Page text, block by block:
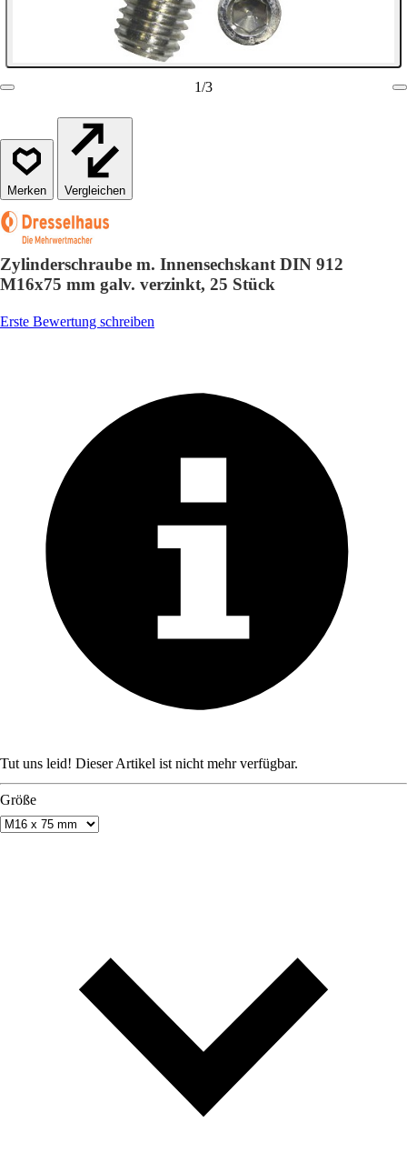
1/3
Vergleichen
Zylinderschraube m. Innensechskant DIN 912
M16x75 mm galv. verzinkt, 25 Stück
Erste Bewertung schreiben
Tut uns leid! Dieser Artikel ist nicht mehr verfügbar.
Größe